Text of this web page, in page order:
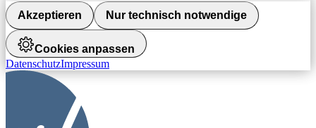
Akzeptieren Nur technisch notwendige
Cookies anpassen
DatenschutzImpressum